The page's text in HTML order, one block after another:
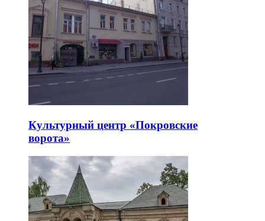
Культурный центр «Покровские
ворота»